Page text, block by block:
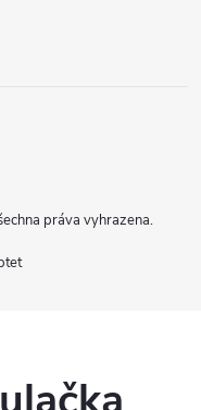
práva vyhrazena.